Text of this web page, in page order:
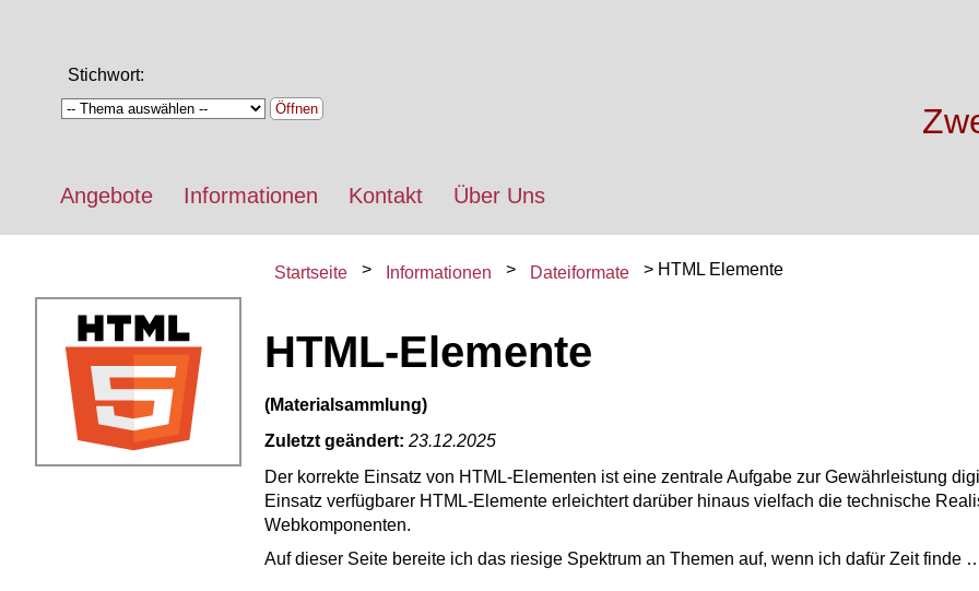
Stichwort:
Öffnen
Angebote Informationen Kontakt Über Uns
Startseite Informationen Dateiformate HTML Elemente
HTML-Elemente
(Materialsammlung)
Zuletzt geändert: 23.12.2025
Der korrekte Einsatz von HTML-Elementen ist eine zentrale Aufgabe zur Gewährleistung
Einsatz verfügbarer HTML-Elemente erleichtert darüber hinaus vielfach die technische
Webkomponenten.
Auf dieser Seite bereite ich das riesige Spektrum an Themen auf, wenn ich dafür Zeit finde